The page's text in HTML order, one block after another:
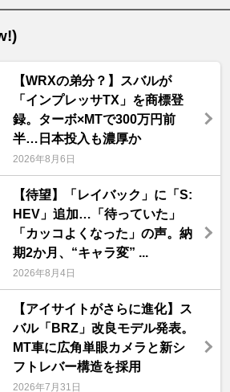
【WRXの弟分？】スバルが
「インプレッサTX」を商標登
録。ターボ×MTで300万円前
半…日本投入も濃厚か
2026年8月6日
【待望】「レイバック」に「S:
HEV」追加…「待っていた」
「カッコよくなった」の声。納
期2か月、“キャラ変” ...
2026年8月4日
【アイサイトがさらに進化】ス
バル「BRZ」改良モデル発表。
MT車に広角単眼カメラと新シ
フトレバー構造を採用
2026年7月31日